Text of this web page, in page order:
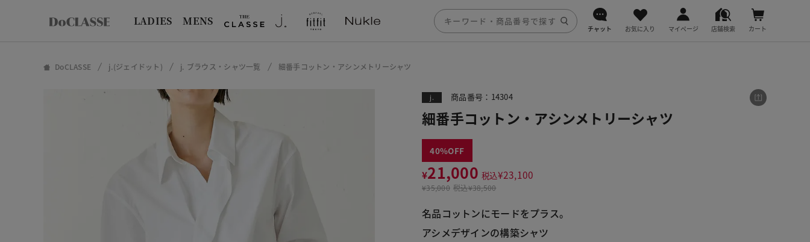
LADIES MENS
チャット お気に入り マイページ 店舗検索 カート
DoCLASSE j.(ジェイドット) j. ブラウス・シャツ一覧 細番手コットン・アシンメトリーシャツ
j. 商品番号：14304
細番手コットン・アシンメトリーシャツ
40
¥21,000 税込¥23,100
¥35,000 税込¥38,500
名品コットンにモードをプラス。
アシメデザインの構築シャツ